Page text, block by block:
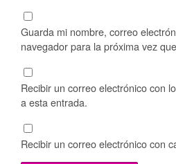
Guarda mi nombre, correo
navegador para la próxima vez
Recibir un correo electrónico con
a esta entrada.
Recibir un correo electrónico con